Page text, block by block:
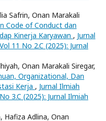
Safrin, Onan Marakali
Code of Conduct dan
Kinerja Karyawan , Jurnal
11 No 2.C (2025): Jurnal
Onan Marakali Siregar,
Organizational, Dan
Kerja , Jurnal Ilmiah
3.C (2025): Jurnal Ilmiah
Hafiza Adlina, Onan